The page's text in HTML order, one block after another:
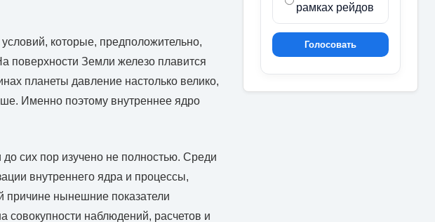
которые, предположительно,
поверхности Земли железо плавится
планеты давление настолько велико,
Именно поэтому внутреннее ядро
сих пор изучено не полностью. Среди
внутреннего ядра и процессы,
причине нынешние показатели
совокупности наблюдений, расчетов и
рамках рейдов
Голосовать